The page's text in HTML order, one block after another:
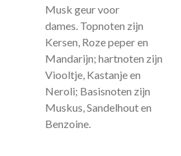
Musk geur voor
dames. Topnoten zijn
Kersen, Roze peper en
Mandarijn; hartnoten zijn
Viooltje, Kastanje en
Neroli; Basisnoten zijn
Muskus, Sandelhout en
Benzoine.